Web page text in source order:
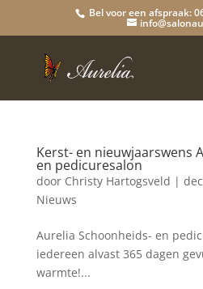
Bel voor een afspraak:
Kerst- en nieuwjaarswens
en pedicuresalon
door Christy Hartogsveld |
Nieuws
Aurelia Schoonheids- en
iedereen alvast 365 dagen
warmte!...